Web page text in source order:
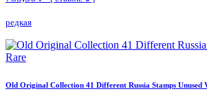
редкая
Old Original Collection 41 Different Russia Stamps Unused